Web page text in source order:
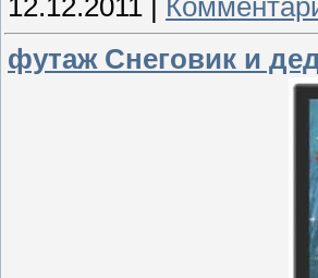
12.12.2011
футаж Снеговик и